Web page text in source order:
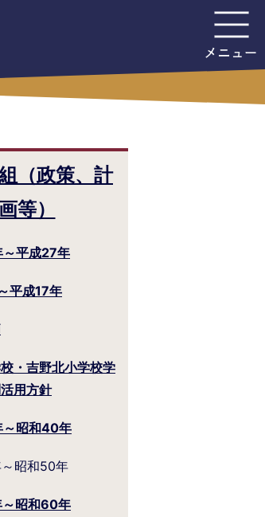
（政策、計
画等）
平成27年
平成17年
・吉野北小学校学
用方針
～昭和40年
昭和50年
～昭和60年